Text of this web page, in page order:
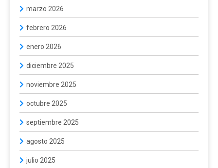
marzo 2026
febrero 2026
enero 2026
diciembre 2025
noviembre 2025
octubre 2025
septiembre 2025
agosto 2025
julio 2025